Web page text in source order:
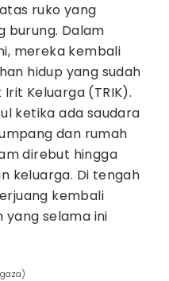
ruko yang
burung. Dalam
mereka kembali
hidup yang sudah
Keluarga (TRIK).
ketika ada saudara
dan rumah
direbut hingga
keluarga. Di tengah
kembali
selama ini